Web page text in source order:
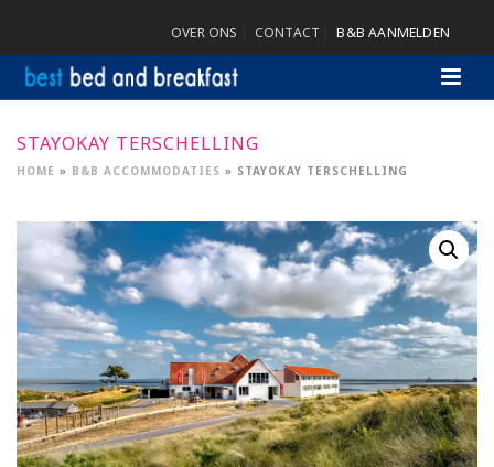
OVER ONS CONTACT B&B AANMELDEN
STAYOKAY TERSCHELLING
HOME » B&B ACCOMMODATIES » STAYOKAY TERSCHELLING